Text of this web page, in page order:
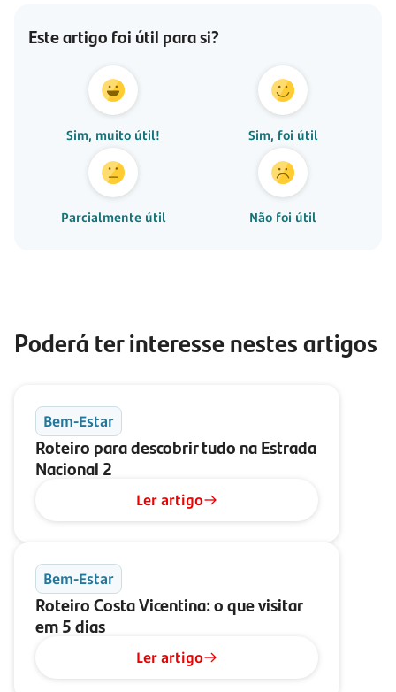
Este artigo foi útil para si?
Sim, muito útil! Sim, foi útil
Parcialmente útil Não foi útil
Poderá ter interesse nestes artigos
Bem-Estar
Roteiro para descobrir tudo na Estrada
Nacional 2
Ler artigo
Bem-Estar
Roteiro Costa Vicentina: o que visitar
em5 dias
Ler artigo